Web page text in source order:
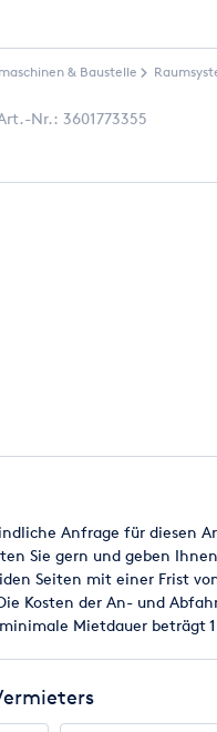
& Baustelle
Nr.: 3601773355
Autom.)
Anfrage für diesen
Sie gern und geben
Seiten mit einer Frist
Kosten der An- und
Mietdauer beträgt